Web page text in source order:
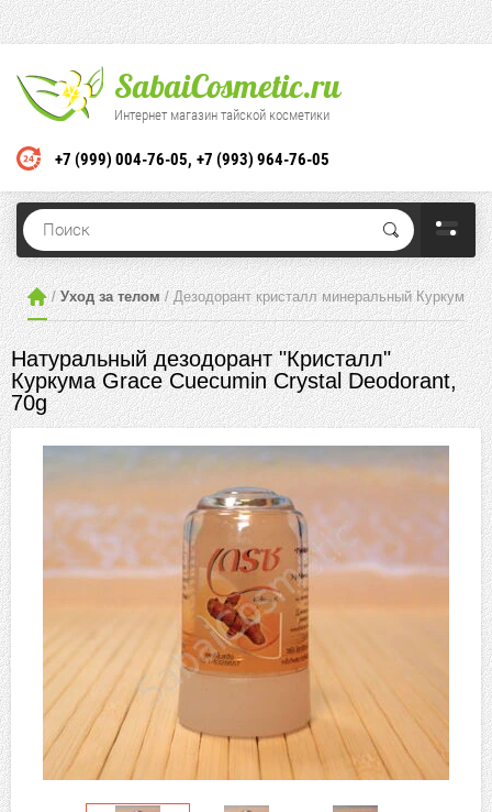
SabaiCosmetic.ru
Интернет магазин тайской косметики
+7 (999) 004-76-05 +7 (993) 964-76-05
/ Уход за телом / Дезодорант кристалл минеральный Куркума
Натуральный дезодорант "Кристалл"
Куркума Grace Cuecumin Crystal Deodorant,
70g